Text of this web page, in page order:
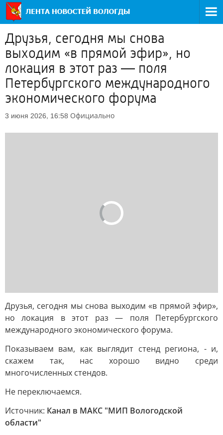
Друзья, сегодня мы снова
выходим «в прямой эфир», но
локация в этот раз — поля
Петербургского международного
экономического форума
3 июня 2026, 16:58 Официально
Друзья, сегодня мы снова выходим «в прямой эфир»,
но локация в этот раз — поля Петербургского
международного экономического форума.
Показываем вам, как выглядит стенд региона, - и,
скажем так, нас хорошо видно среди
многочисленных стендов.
Не переключаемся.
Источник: Канал в МАКС "МИП Вологодской
области"